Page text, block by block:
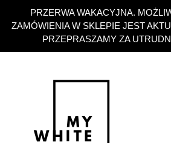
PRZERWA WAKACYJNA.
ZAMÓWIENIA W SKLEPIE JEST
PRZEPRASZAMY ZA
zawartości